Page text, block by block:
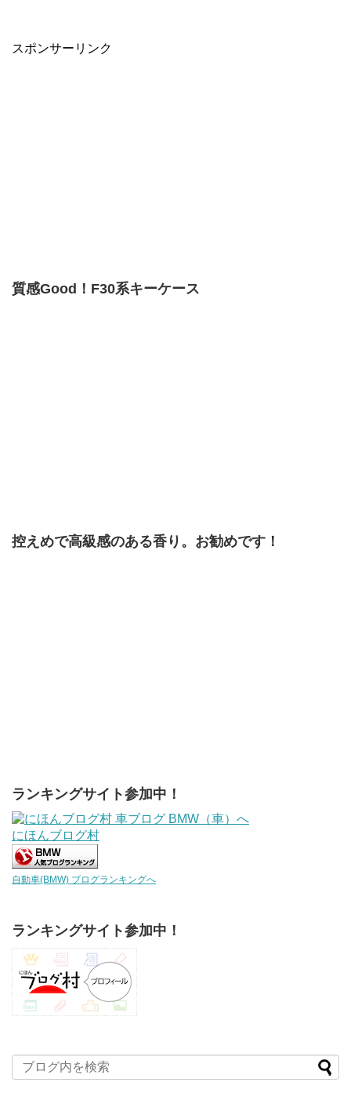
スポンサーリンク
質感Good！F30系キーケース
控えめで高級感のある香り。お勧めです！
ランキングサイト参加中！
にほんブログ村
自動車(BMW) ブログランキングへ
ランキングサイト参加中！